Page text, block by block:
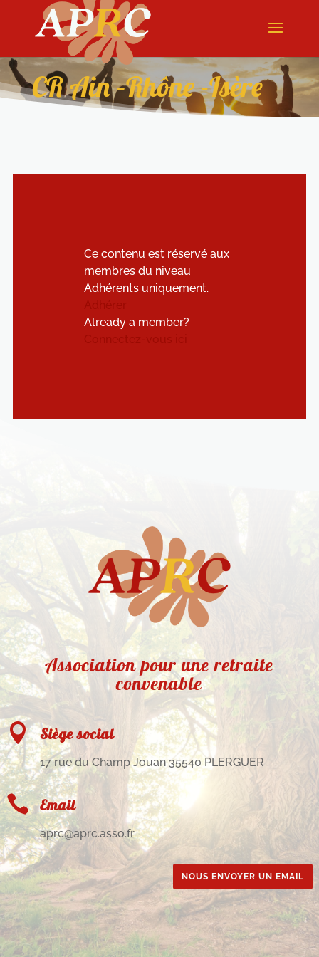
CR Ain –Rhône -Isère
Ce contenu est réservé aux
membres du niveau
Adhérents uniquement.
Already a member?
Association pour une retraite
convenable
 Siège social
17 rue du Champ Jouan 35540 PLERGUER
 Email
aprc@aprc.asso.fr
NOUS ENVOYER UN EMAIL